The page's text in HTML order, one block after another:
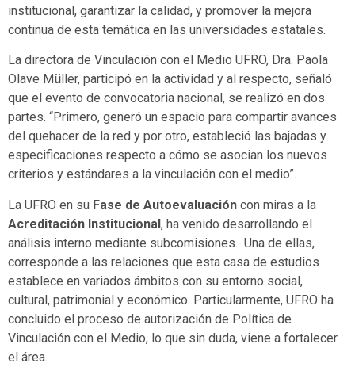
institucional, garantizar la calidad, y promover la mejora
continua de esta temática en las universidades estatales.
La directora de Vinculación con el Medio UFRO, Dra. Paola
Olave Mü ller, participó en la actividad y al respecto, señaló
que el evento de convocatoria nacional, se realizó en dos
partes. “Primero, generó un espacio para compartir avances
del quehacer de la red y por otro, estableció las bajadas y
especificaciones respecto a cómo se asocian los nuevos
criterios y estándares a la vinculación con el medio”.
La UFRO en su Fase de Autoevaluación con miras a la
Acreditación Institucional, ha venido desarrollando el
análisis interno mediante subcomisiones. Una de ellas,
corresponde a las relaciones que esta casa de estudios
establece en variados ámbitos con su entorno social,
cultural, patrimonial y económico. Particularmente, UFRO ha
concluido el proceso de autorización de Política de
Vinculación con el Medio, lo que sin duda, viene a fortalecer
el área.